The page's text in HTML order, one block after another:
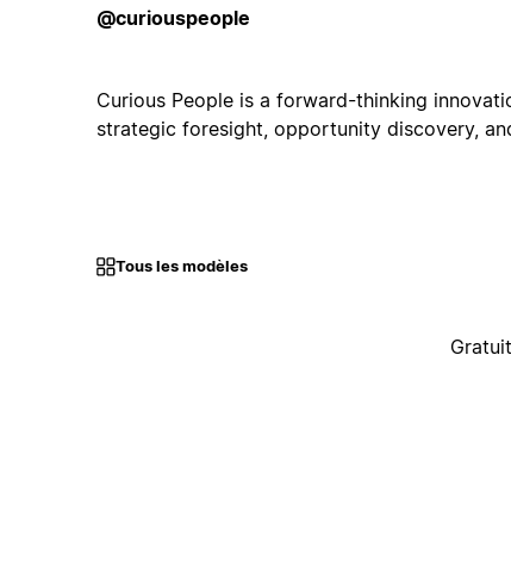
@curiouspeople
Curious People is a forward-thinking
strategic foresight, opportunity discovery,
Tous les modèles
Gratuit